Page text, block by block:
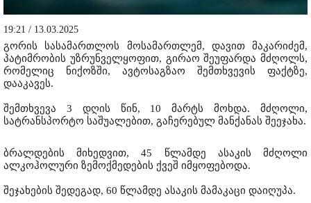
19:21 / 13.03.2025
გორის სასამართლოს მოსამართლემ, დავით მაკარიძემ,
პატიმრობის უზრუნველყოფით, გირაო შეუფარდა მძღოლს,
რომელიც ნიქოზში, ავტოსაგზაო შემთხვევის ფაქტზე,
დააკავეს.
შემთხვევა 3 დღის წინ, 10 მარტს მოხდა. მძღოლი,
სატრანსპორტო საშუალებით, გაჩერებულ მანქანას შეეჯახა.
ბრალდების მიხედვით, 45 წლამდე ასაკის მძღოლი
ალკოჰოლური ზემოქმედების ქვეშ იმყოფებოდა.
შეჯახების შედეგად, 60 წლამდე ასაკის მამაკაცი დაიღუპა.